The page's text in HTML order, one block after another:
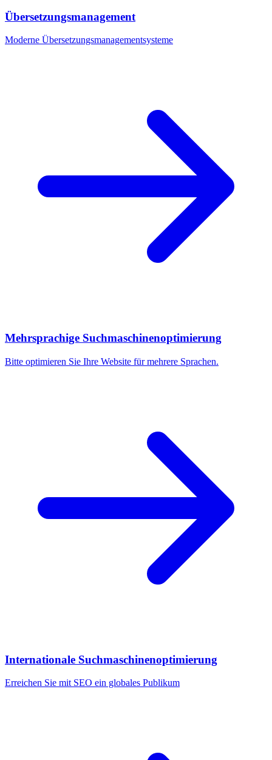
Übersetzungsmanagement
Moderne Übersetzungsmanagementsysteme
Mehrsprachige Suchmaschinenoptimierung
Bitte optimieren Sie Ihre Website für mehrere Sprachen.
Internationale Suchmaschinenoptimierung
Erreichen Sie mit SEO ein globales Publikum